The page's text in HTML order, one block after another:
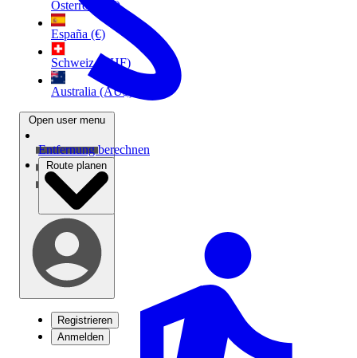
Österreich (€)
España (€)
Schweiz (CHF)
Australia (AU$)
Open user menu
Registrieren
Anmelden
Entfernung berechnen
Route planen